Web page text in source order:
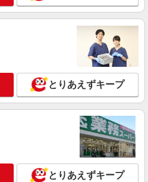
とりあえずキープ
とりあえずキープ